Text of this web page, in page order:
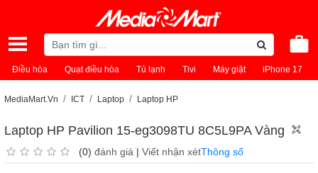
Điều hòa Quạt điều hòa Tủ lạnh Tivi Máy giặt iPhone 17
MediaMart.Vn ICT Laptop Laptop HP
Laptop HP Pavilion 15-eg3098TU 8C5L9PA Vàng
(0) đánh giá | Viết nhận xétThông số